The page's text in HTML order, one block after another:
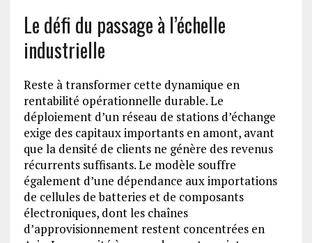
Le défi du passage à l’échelle
industrielle
Reste à transformer cette dynamique en
rentabilité opérationnelle durable. Le
déploiement d’un réseau de stations d’échange
exige des capitaux importants en amont, avant
que la densité de clients ne génère des revenus
récurrents suffisants. Le modèle souffre
également d’une dépendance aux importations
de cellules de batteries et de composants
électroniques, dont les chaînes
d’approvisionnement restent concentrées en